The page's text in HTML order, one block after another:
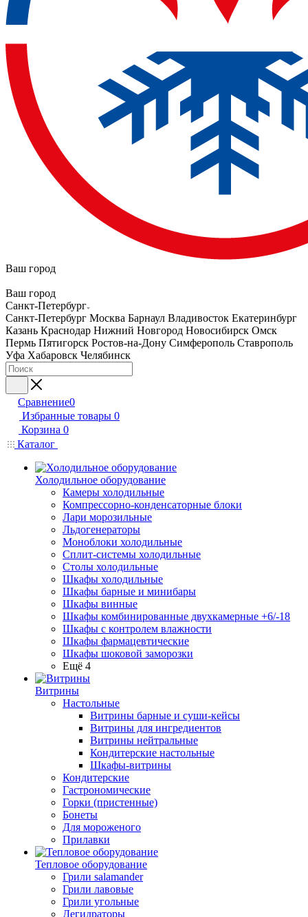
Ваш город
Ваш город
Санкт-Петербург
Санкт-Петербург Москва Барнаул Владивосток Екатеринбург
Казань Краснодар Нижний Новгород Новосибирск Омск
Пермь Пятигорск Ростов-на-Дону Симферополь Ставрополь
Уфа Хабаровск Челябинск
Сравнение0
Избранные товары 0
Корзина 0
Каталог
Холодильное оборудование
Камеры холодильные
Компрессорно-конденсаторные блоки
Лари морозильные
Льдогенераторы
Моноблоки холодильные
Сплит-системы холодильные
Столы холодильные
Шкафы холодильные
Шкафы барные и минибары
Шкафы винные
Шкафы комбинированные двухкамерные +6/-18
Шкафы с контролем влажности
Шкафы фармацевтические
Шкафы шоковой заморозки
Ещё 4
Витрины
Настольные
Витрины барные и суши-кейсы
Витрины для ингредиентов
Витрины нейтральные
Кондитерские настольные
Шкафы-витрины
Кондитерские
Гастрономические
Горки (пристенные)
Бонеты
Для мороженого
Прилавки
Тепловое оборудование
Грили salamander
Грили лавовые
Грили угольные
Дегидраторы